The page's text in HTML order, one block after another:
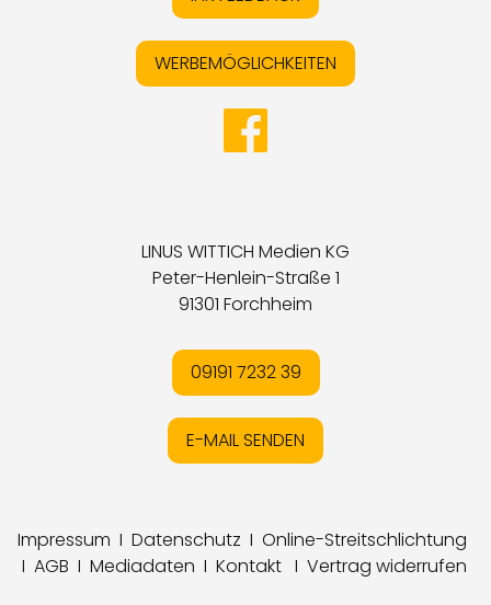
WERBEMÖGLICHKEITEN
LINUS WITTICH Medien KG
Peter-Henlein-Straße 1
91301 Forchheim
09191 7232 39
E-MAIL SENDEN
Impressum I Datenschutz I Online-Streitschlichtung
I AGB I Mediadaten I Kontakt I Vertrag widerrufen